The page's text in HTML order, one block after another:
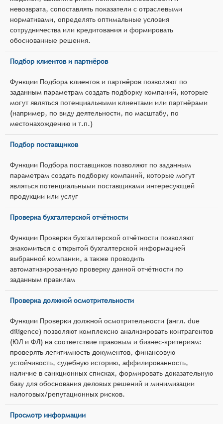
невозврата, сопоставлять показатели с отраслевыми
нормативами, определять оптимальные условия
сотрудничества или кредитования и формировать
обоснованные решения.
Подбор клиентов и партнёров
Функции Подбора клиентов и партнёров позволяют по
заданным параметрам создать подборку компаний, которые
могут являться потенциальными клиентами или партнёрами
(например, по виду деятельности, по масштабу, по
местонахождению и т.п.)
Подбор поставщиков
Функции Подбора поставщиков позволяют по заданным
параметрам создать подборку компаний, которые могут
являться потенциальными поставщиками интересующей
продукции или услуг
Проверка бухгалтерской отчётности
Функции Проверки бухгалтерской отчётности позволяют
знакомиться с открытой бухгалтерской информацией
выбранной компании, а также проводить
автоматизированную проверку данной отчётности по
заданным правилам
Проверка должной осмотрительности
Функции Проверки должной осмотрительности (англ. due
diligence) позволяют комплексно анализировать контрагентов
(ЮЛ и ФЛ) на соответствие правовым и бизнес‑критериям:
проверять легитимность документов, финансовую
устойчивость, судебную историю, аффилированность,
наличие в санкционных списках, формировать доказательную
базу для обоснования деловых решений и минимизации
налоговых/репутационных рисков.
Просмотр информации